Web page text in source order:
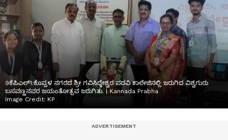
9ಕೆಪಿಎಲ್1:ಕೊಪ್ಪಳ ನಗರದ ಶ್ರೀ ಗವಿಸಿದ್ಧೇಶ್ವರ ಪದವಿ ಕಾಲೇಜಿನಲ್ಲಿ ಜರುಗಿದ ವಿಶ್ವಗುರು
ಬಸವಣ್ಣನವರ ಜಯಂತೋತ್ಸವ ಜರುಗಿತು. | Kannada Prabha
Image Credit: KP